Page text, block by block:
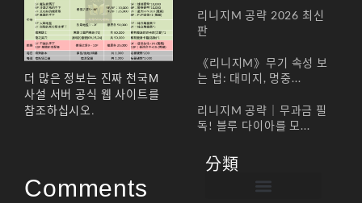
더 많은 정보는 진짜 천국M
사설 서버 공식 웹 사이트를
참조하십시오.
Comments
리니지M 공략 2026 최신
판
《리니지M》무기 속성 보
는 법: 대미지, 명중...
리니지M 공략｜무과금 필
독! 블루 다이아를 모...
分類